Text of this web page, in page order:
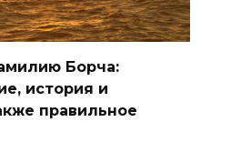
Борча:
история и
правильное